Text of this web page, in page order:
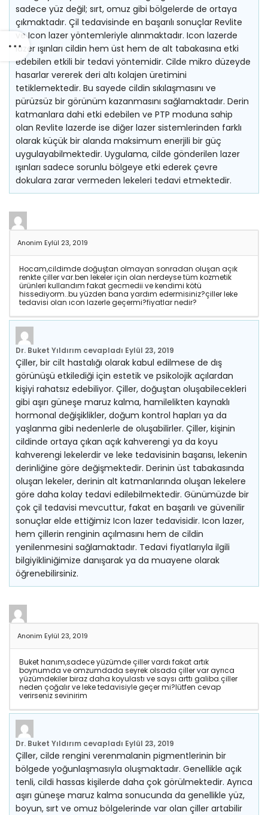
sadece yüz değil; sırt, omuz gibi bölgelerde de ortaya
çıkmaktadır. Çil tedavisinde en başarılı sonuçlar Revlite
ve Icon lazer yöntemleriyle alınmaktadır. Icon lazerde
lazer ışınları cildin hem üst hem de alt tabakasına etki
edebilen etkili bir tedavi yöntemidir. Cilde mikro düzeyde
hasarlar vererek deri altı kolajen üretimini
tetiklemektedir. Bu sayede cildin sıkılaşmasını ve
pürüzsüz bir görünüm kazanmasını sağlamaktadır. Derin
katmanlara dahi etki edebilen ve PTP moduna sahip
olan Revlite lazerde ise diğer lazer sistemlerinden farklı
olarak küçük bir alanda maksimum enerjili bir güç
uygulayabilmektedir. Uygulama, cilde gönderilen lazer
ışınları sadece sorunlu bölgeye etki ederek çevre
dokulara zarar vermeden lekeleri tedavi etmektedir.
Anonim Eylül 23, 2019
Hocam,cildimde doğuştan olmayan sonradan oluşan açık
renkte çiller var.ben lekeler için olan nerdeyse tüm kozmetik
ürünleri kullandım fakat gecmedii ve kendimi kötü
hissediyorm..bu yüzden bana yardım edermisiniz?çiller leke
tedavisi olan ıcon lazerle geçermi?fiyatlar nedir?
Dr. Buket Yıldırım cevapladı Eylül 23, 2019
Çiller, bir cilt hastalığı olarak kabul edilmese de dış
görünüşü etkilediği için estetik ve psikolojik açılardan
kişiyi rahatsız edebiliyor. Çiller, doğuştan oluşabilecekleri
gibi aşırı güneşe maruz kalma, hamilelikten kaynaklı
hormonal değişiklikler, doğum kontrol hapları ya da
yaşlanma gibi nedenlerle de oluşabilirler. Çiller, kişinin
cildinde ortaya çıkan açık kahverengi ya da koyu
kahverengi lekelerdir ve leke tedavisinin başarısı, lekenin
derinliğine göre değişmektedir. Derinin üst tabakasında
oluşan lekeler, derinin alt katmanlarında oluşan lekelere
göre daha kolay tedavi edilebilmektedir. Günümüzde bir
çok çil tedavisi mevcuttur, fakat en başarılı ve güvenilir
sonuçlar elde ettiğimiz Icon lazer tedavisidir. Icon lazer,
hem çillerin renginin açılmasını hem de cildin
yenilenmesini sağlamaktadır. Tedavi fiyatlarıyla ilgili
bilgiyikliniğimize danışarak ya da muayene olarak
öğrenebilirsiniz.
Anonim Eylül 23, 2019
Buket hanım,sadece yüzümde çiller vardı fakat artık
boynumda ve omzumdada seyrek olsada çiller var ayrıca
yüzümdekiler biraz daha koyulastı ve saysı arttı galiba.çiller
neden çoğalır ve leke tedavisiyle geçer mi?lütfen cevap
verirseniz sevinirim
Dr. Buket Yıldırım cevapladı Eylül 23, 2019
Çiller, cilde rengini verenmalanin pigmentlerinin bir
bölgede yoğunlaşmasıyla oluşmaktadır. Genellikle açık
tenli, cildi hassas kişilerde daha çok görülmektedir. Ayrıca
aşırı güneşe maruz kalma sonucunda da genellikle yüz,
boyun, sırt ve omuz bölgelerinde var olan çiller artabilir